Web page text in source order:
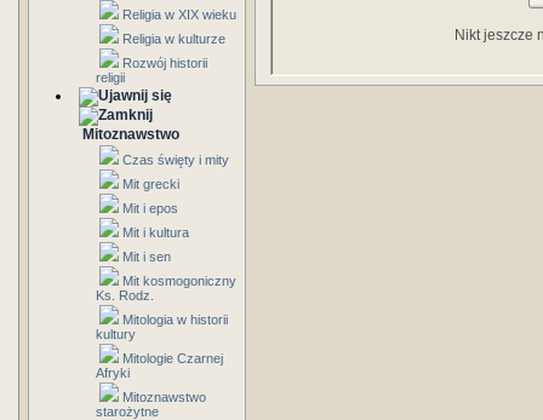
Religia w XIX wieku
Religia w kulturze
Rozwój historii
religii
Mitoznawstwo
Czas święty i mity
Mit grecki
Mit i epos
Mit i kultura
Mit i sen
Mit kosmogoniczny
Ks. Rodz.
Mitologia w historii
kultury
Mitologie Czarnej
Afryki
Mitoznawstwo
starożytne
Nikt jeszcze